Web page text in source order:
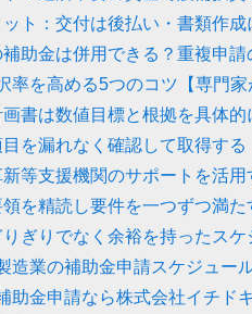
ット：交付は後払い・書類作成
助金は併用できる？重複申請
率を高める5つのコツ【専門家
書は数値目標と根拠を具体的
を漏れなく確認して取得する
等支援機関のサポートを活用
を精読し要件を一つずつ満た
ぎりでなく余裕を持ったスケ
造業の補助金申請スケジュー
助金申請なら株式会社イチド